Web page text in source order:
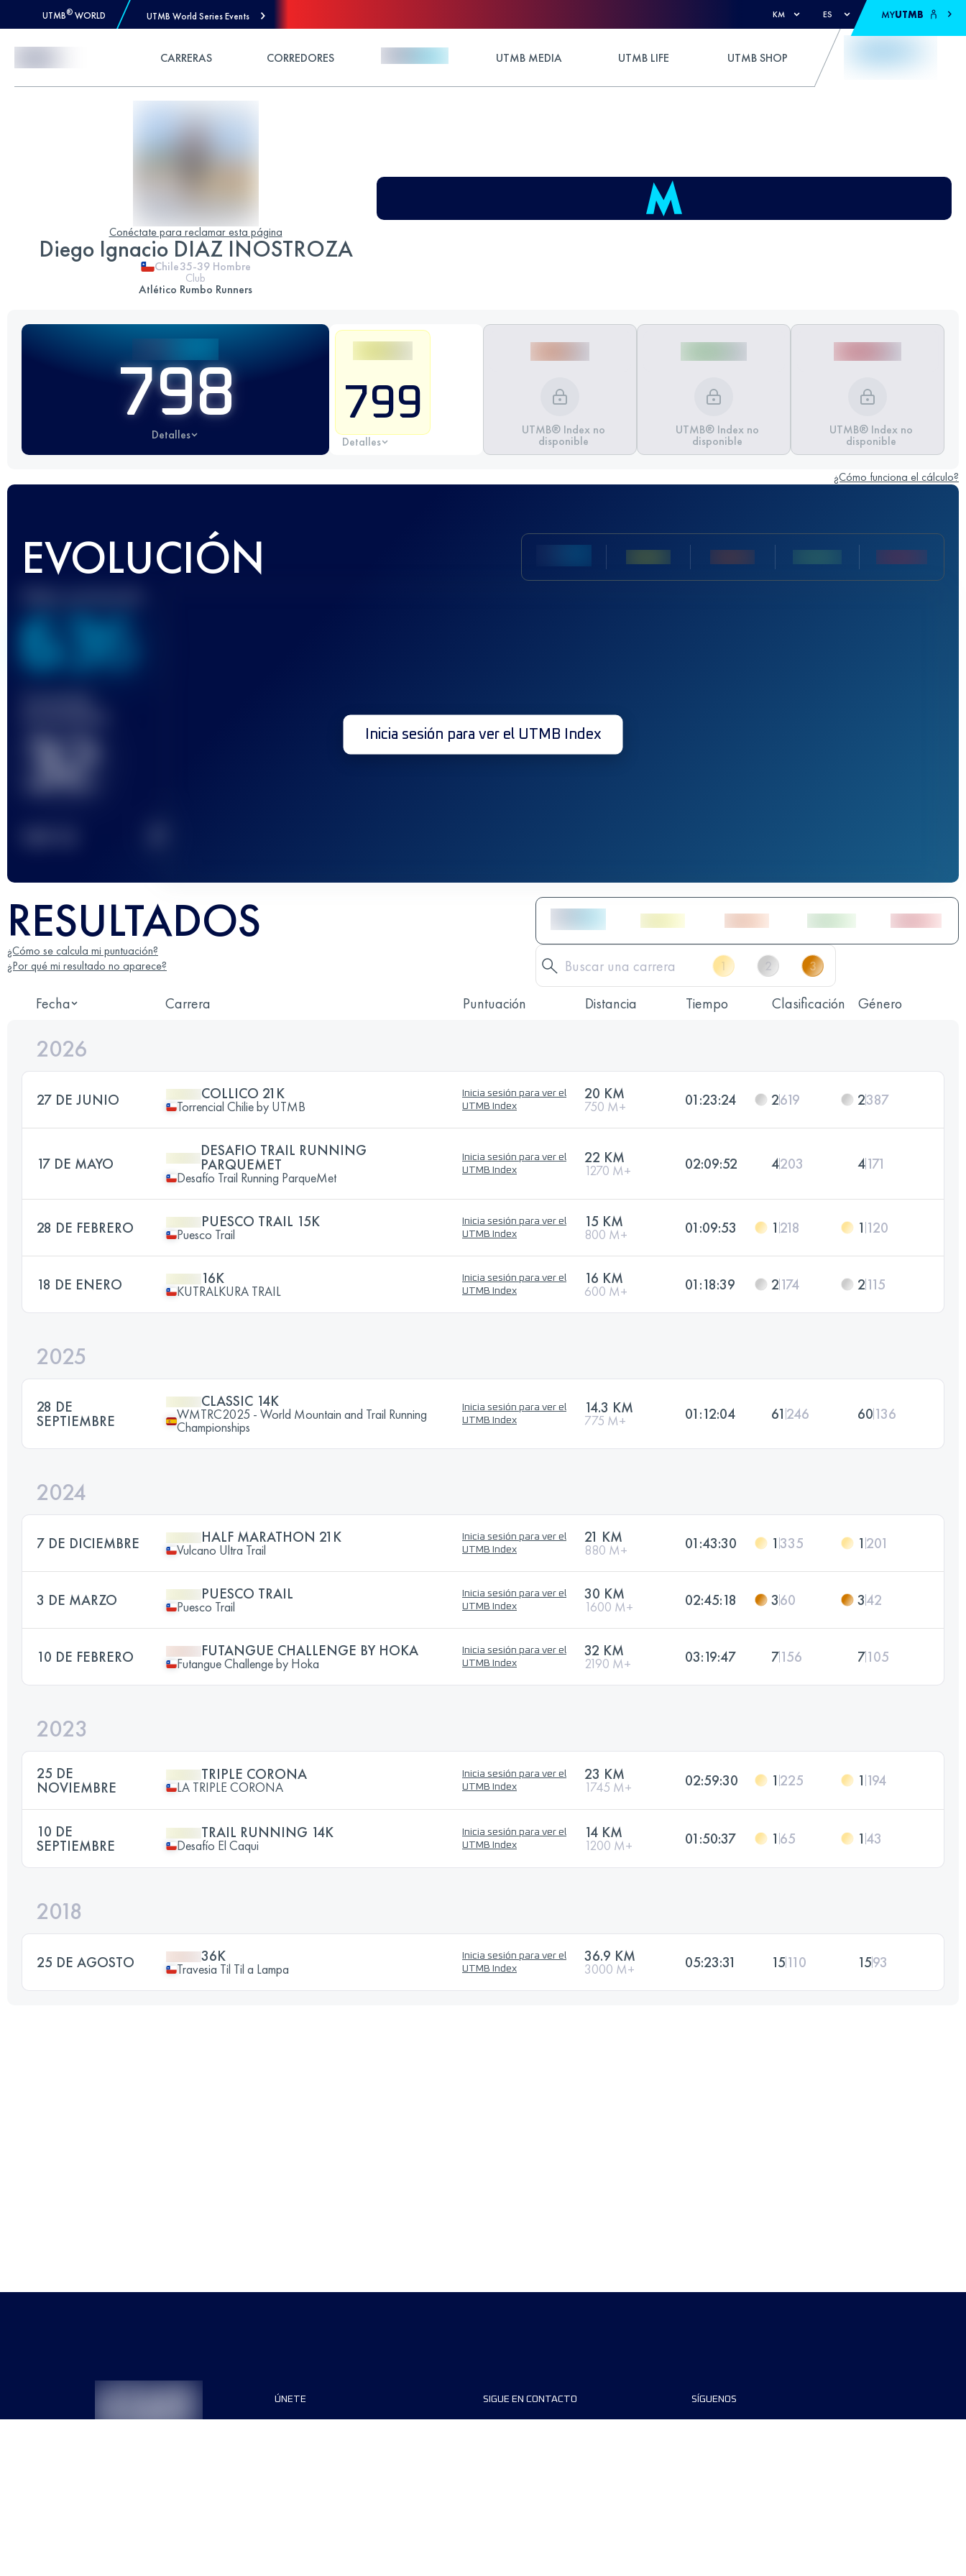
UTMB® WORLD UTMB World Series Events KM ES MYUTMB
CARRERAS CORREDORES UTMB MEDIA UTMB LIFE UTMB SHOP
Conéctate para reclamar esta página
Diego Ignacio DIAZ INOSTROZA
Chile35-39 Hombre
Club
Atlético Rumbo Runners
798
Detalles
799
Detalles
UTMB® Index no
disponible
UTMB® Index no
disponible
UTMB® Index no
disponible
¿Cómo funciona el cálculo?
EVOLUCIÓN
636
32 Inicia sesión para ver el UTMB Index
RESULTADOS
¿Cómo se calcula mi puntuación?
¿Por qué mi resultado no aparece?
Fecha Carrera Puntuación Distancia Tiempo Clasificación Género
2026
27 DE JUNIO COLLICO 21K
Torrencial Chilie by UTMB
Inicia sesión para ver el
UTMB Index
20 KM
750 M+ 01:23:24 2619 2387
17 DE MAYO
DESAFIO TRAIL RUNNING
PARQUEMET
Desafío Trail Running ParqueMet
Inicia sesión para ver el
UTMB Index
22 KM
1270 M+ 02:09:52 4203 4171
28 DE FEBRERO PUESCO TRAIL 15K
Puesco Trail
Inicia sesión para ver el
UTMB Index
15 KM
800 M+ 01:09:53 1 218 1 120
18 DE ENERO 16K
KUTRALKURA TRAIL
Inicia sesión para ver el
UTMB Index
16 KM
600 M+ 01:18:39 2174 2115
2025
28 DE
SEPTIEMBRE
CLASSIC 14K
WMTRC2025 - World Mountain and Trail Running
Championships
Inicia sesión para ver el
UTMB Index
14.3 KM
775 M+ 01:12:04 61 246 60136
2024
7 DE DICIEMBRE HALF MARATHON 21K
Vulcano Ultra Trail
Inicia sesión para ver el
UTMB Index
21 KM
880 M+ 01:43:30 1335 1 201
3 DE MARZO PUESCO TRAIL
Puesco Trail
Inicia sesión para ver el
UTMB Index
30 KM
1600 M+ 02:45:18 360 342
10 DE FEBRERO FUTANGUE CHALLENGE BY HOKA
Futangue Challenge by Hoka
Inicia sesión para ver el
UTMB Index
32 KM
2190 M+ 03:19:47 7156 7105
2023
25 DE
NOVIEMBRE
TRIPLE CORONA
LA TRIPLE CORONA
Inicia sesión para ver el
UTMB Index
23 KM
1745 M+ 02:59:30 1 225 1 194
10 DE
SEPTIEMBRE
TRAIL RUNNING 14K
Desafío El Caqui
Inicia sesión para ver el
UTMB Index
14 KM
1200 M+ 01:50:37 1 65 1 43
2018
25 DE AGOSTO 36K
Travesia Til Til a Lampa
Inicia sesión para ver el
UTMB Index
36.9 KM
3000 M+ 05:23:31 15110 1593
ÚNETE SIGUE EN CONTACTO SÍGUENOS